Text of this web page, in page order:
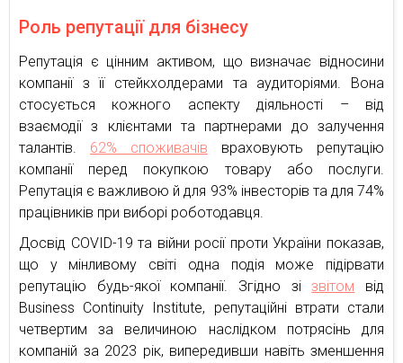
Роль репутації для бізнесу
Репутація є цінним активом, що визначає відносини
компанії з її стейкхолдерами та аудиторіями. Вона
стосується кожного аспекту діяльності – від
взаємодії з клієнтами та партнерами до залучення
талантів. 62% споживачів враховують репутацію
компанії перед покупкою товару або послуги.
Репутація є важливою й для 93% інвесторів та для 74%
працівників при виборі роботодавця.
Досвід COVID-19 та війни росії проти України показав,
що у мінливому світі одна подія може підірвати
репутацію будь-якої компанії. Згідно зізвітом від
Business Continuity Institute, репутаційні втрати стали
четвертим за величиною наслідком потрясінь для
компаній за 2023 рік, випередивши навіть зменшення